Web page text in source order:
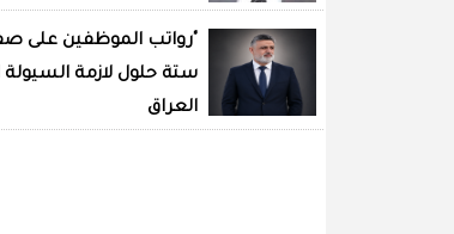
"رواتب الموظفين على
ستة حلول لازمة السيولة
العراق